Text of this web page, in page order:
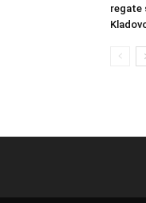
regate